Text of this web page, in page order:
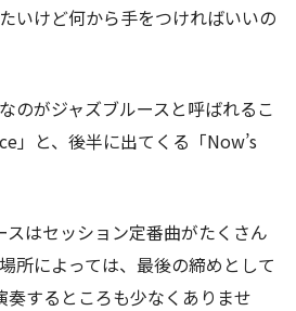
いけど何から手をつければいいの
のがジャズブルースと呼ばれるこ
」と、後半に出てくる「Now’s
スはセッション定番曲がたくさん
所によっては、最後の締めとして
奏するところも少なくありませ